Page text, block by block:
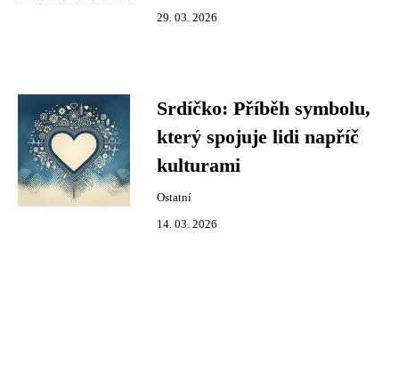
29. 03. 2026
Srdíčko: Příběh symbolu,
který spojuje lidi napříč
kulturami
Ostatní
14. 03. 2026